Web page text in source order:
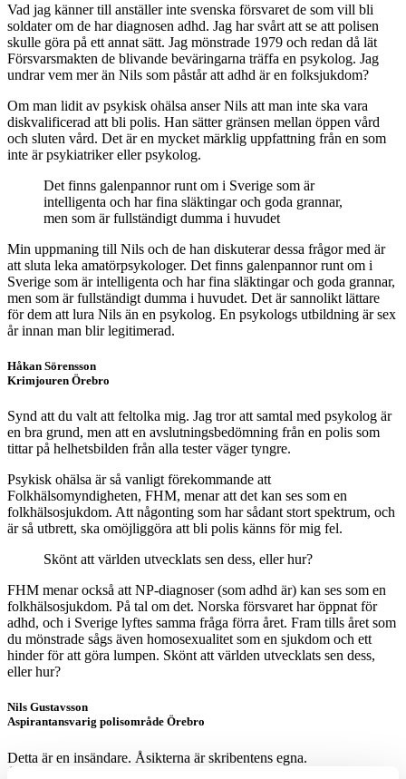
Vad jag känner till anställer inte svenska försvaret de som vill bli
soldater om de har diagnosen adhd. Jag har svårt att se att polisen
skulle göra på ett annat sätt. Jag mönstrade 1979 och redan då lät
Försvarsmakten de blivande beväringarna träffa en psykolog. Jag
undrar vem mer än Nils som påstår att adhd är en folksjukdom?
Om man lidit av psykisk ohälsa anser Nils att man inte ska vara
diskvalificerad att bli polis. Han sätter gränsen mellan öppen vård
och sluten vård. Det är en mycket märklig uppfattning från en som
inte är psykiatriker eller psykolog.
Det finns galenpannor runt om i Sverige som är
intelligenta och har fina släktingar och goda grannar,
men som är fullständigt dumma i huvudet
Min uppmaning till Nils och de han diskuterar dessa frågor med är
att sluta leka amatörpsykologer. Det finns galenpannor runt om i
Sverige som är intelligenta och har fina släktingar och goda grannar,
men som är fullständigt dumma i huvudet. Det är sannolikt lättare
för dem att lura Nils än en psykolog. En psykologs utbildning är sex
år innan man blir legitimerad.
Håkan Sörensson
Krimjouren Örebro
Synd att du valt att feltolka mig. Jag tror att samtal med psykolog är
en bra grund, men att en avslutningsbedömning från en polis som
tittar på helhetsbilden från alla tester väger tyngre.
Psykisk ohälsa är så vanligt förekommande att
Folkhälsomyndigheten, FHM, menar att det kan ses som en
folkhälsosjukdom. Att någonting som har sådant stort spektrum, och
är så utbrett, ska omöjliggöra att bli polis känns för mig fel.
Skönt att världen utvecklats sen dess, eller hur?
FHM menar också att NP-diagnoser (som adhd är) kan ses som en
folkhälsosjukdom. På tal om det. Norska försvaret har öppnat för
adhd, och i Sverige lyftes samma fråga förra året. Fram tills året som
du mönstrade sågs även homosexualitet som en sjukdom och ett
hinder för att göra lumpen. Skönt att världen utvecklats sen dess,
eller hur?
Nils Gustavsson
Aspirantansvarig polisområde Örebro
Detta är en insändare. Åsikterna är skribentens egna.